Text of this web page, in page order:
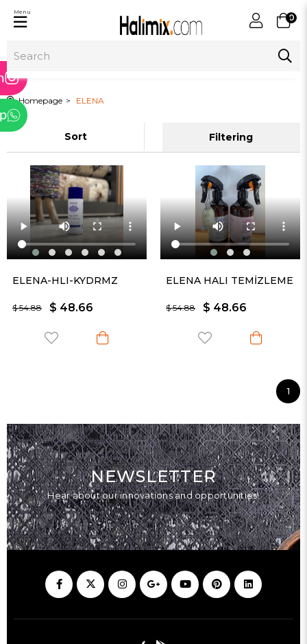
0
Menu
Homepage ELENA
Filtering
Sort
ELENA-HLI-KYDRMZ
$ 48.66
$ 54.88
ELENA HALI TEMİZLEME
$ 48.66
$ 54.88
1
NEWSLETTER
Hear about our innovations and opportunities!